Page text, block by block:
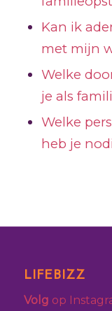
Kan ik
met mijn
Welke
je als
Welke
heb je
LIFEBIZZ
Volg op